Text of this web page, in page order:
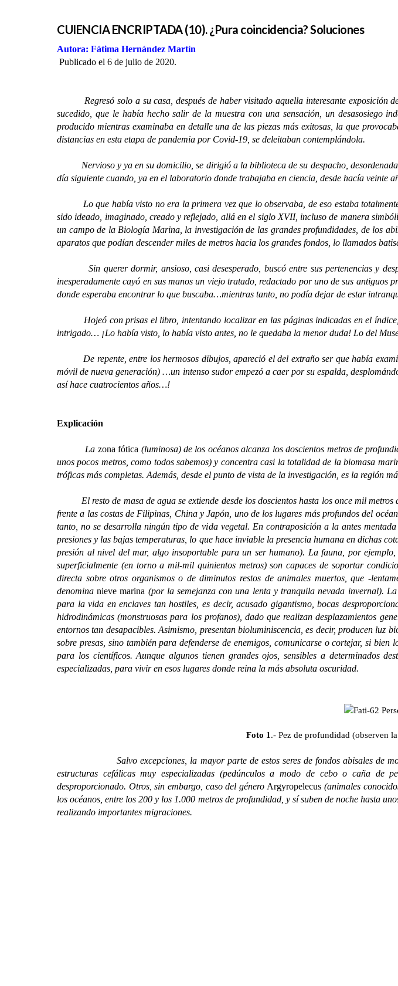
CUIENCIA ENCRIPTADA (10). ¿Pura coincidencia? Soluciones
Autora: Fátima Hernández Martín
Publicado el 6 de julio de 2020.
Regresó solo a su casa, después de haber visitado aquella interesante
sucedido, que le había hecho salir de la muestra con una sensación, un desasosiego
producido mientras examinaba en detalle una de las piezas más exitosas, la que
distancias en esta etapa de pandemia por Covid-19, se deleitaban contemplándola.
Nervioso y ya en su domicilio, se dirigió a la biblioteca de su despacho, desordenada
día siguiente cuando, ya en el laboratorio donde trabajaba en ciencia, desde hacía veinte
Lo que había visto no era la primera vez que lo observaba, de eso estaba totalmente
sido ideado, imaginado, creado y reflejado, allá en el siglo XVII, incluso de manera
un campo de la Biología Marina, la investigación de las grandes profundidades, de los
aparatos que podían descender miles de metros hacia los grandes fondos, lo llamados
Sin querer dormir, ansioso, casi desesperado, buscó entre sus pertenencias y
inesperadamente cayó en sus manos un viejo tratado, redactado por uno de sus
donde esperaba encontrar lo que buscaba…mientras tanto, no podía dejar de estar
Hojeó con prisas el libro, intentando localizar en las páginas indicadas en el índice,
intrigado… ¡Lo había visto, lo había visto antes, no le quedaba la menor duda! Lo del
De repente, entre los hermosos dibujos, apareció el del extraño ser que había
móvil de nueva generación) …un intenso sudor empezó a caer por su espalda,
así hace cuatrocientos años…!
Explicación
La zona fótica (luminosa) de los océanos alcanza los doscientos metros de
unos pocos metros, como todos sabemos) y concentra casi la totalidad de la biomasa
tróficas más completas. Además, desde el punto de vista de la investigación, es la región
El resto de masa de agua se extiende desde los doscientos hasta los once mil metros
frente a las costas de Filipinas, China y Japón, uno de los lugares más profundos del
tanto, no se desarrolla ningún tipo de vida vegetal. En contraposición a la antes
presiones y las bajas temperaturas, lo que hace inviable la presencia humana en dichas
presión al nivel del mar, algo insoportable para un ser humano). La fauna, por
superficialmente (en torno a mil-mil quinientos metros) son capaces de soportar
directa sobre otros organismos o de diminutos restos de animales muertos, que -
denominanieve marina (por la semejanza con una lenta y tranquila nevada invernal).
para la vida en enclaves tan hostiles, es decir, acusado gigantismo, bocas
hidrodinámicas (monstruosas para los profanos), dado que realizan desplazamientos
entornos tan desapacibles. Asimismo, presentan bioluminiscencia, es decir, producen luz
sobre presas, sino también para defenderse de enemigos, comunicarse o cortejar, si
para los científicos. Aunque algunos tienen grandes ojos, sensibles a determinados
especializadas, para vivir en esos lugares donde reina la más absoluta oscuridad.
Foto 1 .- Pez de profundidad (observen
Salvo excepciones, la mayor parte de estos seres de fondos abisales de
estructuras cefálicas muy especializadas (pedúnculos a modo de cebo o caña de
desproporcionado. Otros, sin embargo, caso del género Argyropelecus (animales
los océanos, entre los 200 y los 1.000 metros de profundidad, y sí suben de noche hasta
realizando importantes migraciones.